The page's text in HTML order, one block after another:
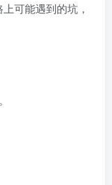
可能遇到的坑，